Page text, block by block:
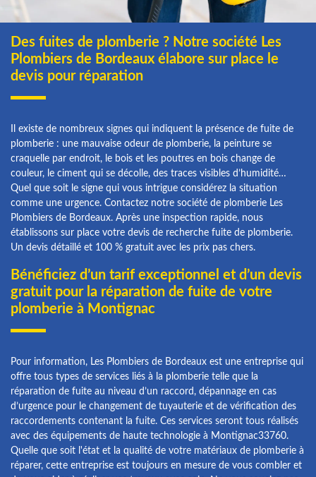
Des fuites de plomberie ? Notre société Les
Plombiers de Bordeaux élabore sur place le
devis pour réparation
Il existe de nombreux signes qui indiquent la présence de fuite de
plomberie : une mauvaise odeur de plomberie, la peinture se
craquelle par endroit, le bois et les poutres en bois change de
couleur, le ciment qui se décolle, des traces visibles d’humidité…
Quel que soit le signe qui vous intrigue considérez la situation
comme une urgence. Contactez notre société de plomberie Les
Plombiers de Bordeaux. Après une inspection rapide, nous
établissons sur place votre devis de recherche fuite de plomberie.
Un devis détaillé et 100 % gratuit avec les prix pas chers.
Bénéficiez d’un tarif exceptionnel et d’un devis
gratuit pour la réparation de fuite de votre
plomberie à Montignac
Pour information, Les Plombiers de Bordeaux est une entreprise qui
offre tous types de services liés à la plomberie telle que la
réparation de fuite au niveau d’un raccord, dépannage en cas
d’urgence pour le changement de tuyauterie et de vérification des
raccordements contenant la fuite. Ces services seront tous réalisés
avec des équipements de haute technologie à Montignac33760.
Quelle que soit l'état et la qualité de votre matériaux de plomberie à
réparer, cette entreprise est toujours en mesure de vous combler et